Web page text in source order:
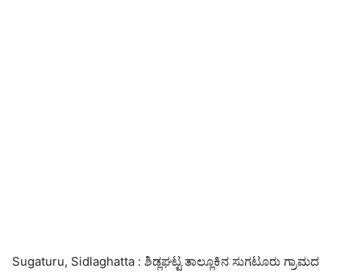
Sugaturu, Sidlaghatta : ಶಿಡ್ಲಘಟ್ಟ ತಾಲ್ಲೂಕಿನ ಸುಗಟೂರು ಗ್ರಾಮದ